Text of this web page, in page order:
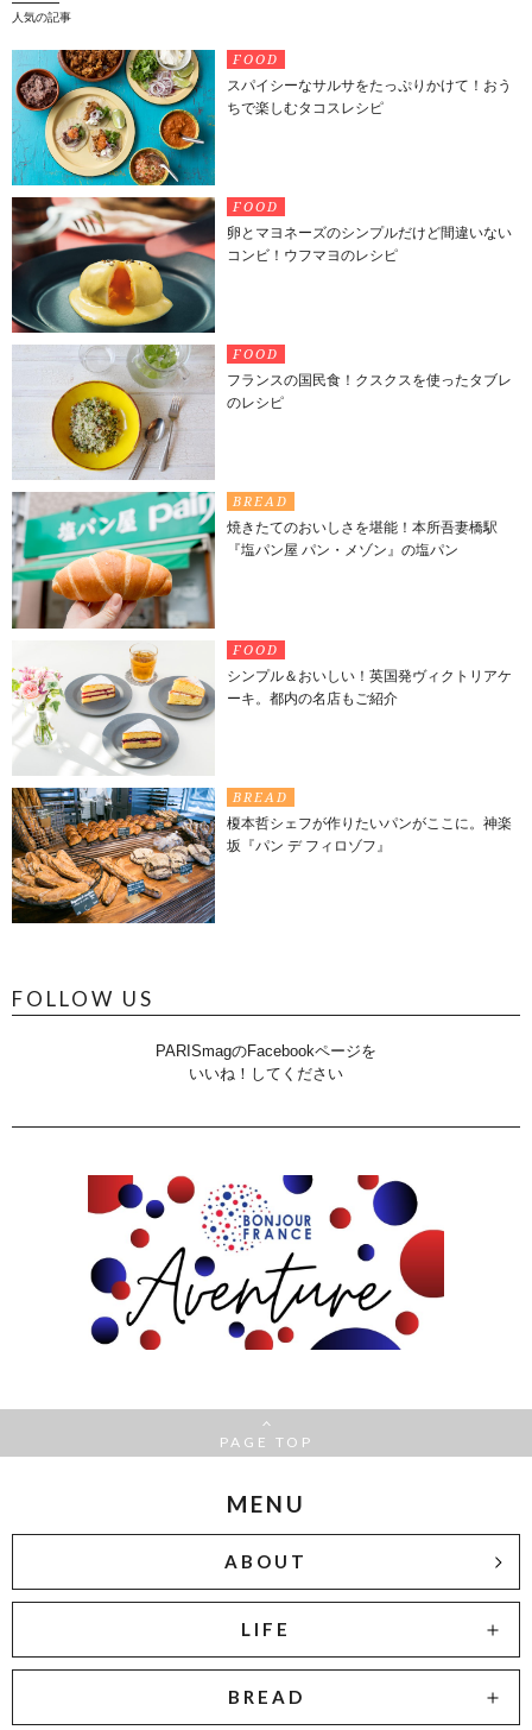
人気の記事
FOOD
スパイシーなサルサをたっぷりかけて！おう
ちで楽しむタコスレシピ
FOOD
卵とマヨネーズのシンプルだけど間違いない
コンビ！ウフマヨのレシピ
FOOD
フランスの国民食！クスクスを使ったタブレ
のレシピ
BREAD
焼きたてのおいしさを堪能！本所吾妻橋駅
『塩パン屋 パン・メゾン』の塩パン
FOOD
シンプル＆おいしい！英国発ヴィクトリアケ
ーキ。都内の名店もご紹介
BREAD
榎本哲シェフが作りたいパンがここに。神楽
坂『パン デ フィロゾフ』
FOLLOW US
PARISmagのFacebookページを
いいね！してください
PAGE TOP
MENU
ABOUT
LIFE
BREAD